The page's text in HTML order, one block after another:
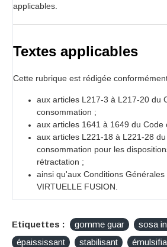
applicables.
Textes applicables
Cette rubrique est rédigée
aux articles L217-3 à L217-20 du
consommation ;
aux articles 1641 à 1649 du Code
aux articles L221-18 à L221-28
consommation pour les
rétractation ;
ainsi qu'aux Conditions Générales
VIRTUELLE FUSION.
Etiquettes : gomme guar
sosa
épaississant
stabilisant